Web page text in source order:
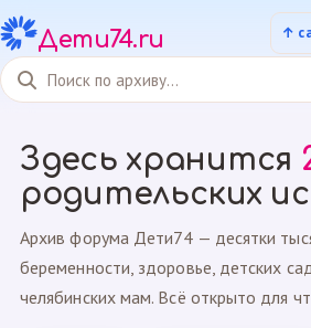
Дети74.ru
Здесь хранится
родительских
Архив форума Дети74 — десятки
беременности, здоровье, детских
челябинских мам. Всё открыто для